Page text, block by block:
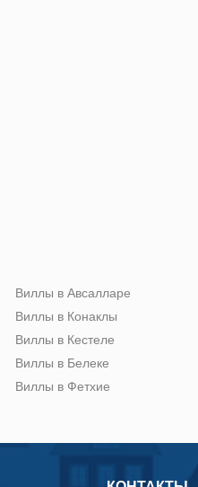
Виллы в Авсалларе
Виллы в Конаклы
Виллы в Кестеле
Виллы в Белеке
Виллы в Фетхие